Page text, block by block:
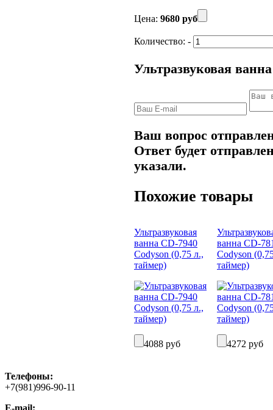
Цена: 9680 руб
Количество: -
Ультразвуковая
Ваш вопрос
Ответ будет
указали.
Похожие товары
Ультразвуковая
ванна CD-7940
Codyson (0,75 л.,
таймер)
4088 руб
ванна CD-
Codyson
таймер)
4272 руб
Телефоны:
+7(981)996-90-11
E-mail: